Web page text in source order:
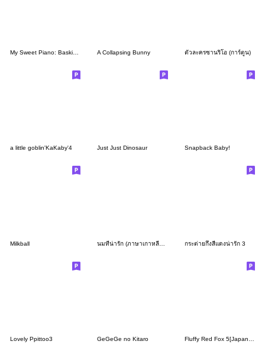
A Collapsing Bunny ตัวละครซานริโอ (การ์ตูน)
a little goblin'KaKaby'4 Just Just Dinosaur Snapback Baby!
Milkball กระต่ายกึ่งสีแดงน่ารัก 3
Lovely Ppittoo3 GeGeGe no Kitaro